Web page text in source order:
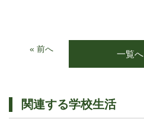
« 前へ 一覧へ
関連する学校生活